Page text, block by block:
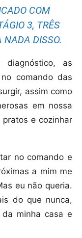
COM
3, TRÊS
NADA DISSO.
as
comando das
assim como
em nossa
e cozinhar
no comando e
a mim me
eu não queria.
do que nunca,
minha casa e